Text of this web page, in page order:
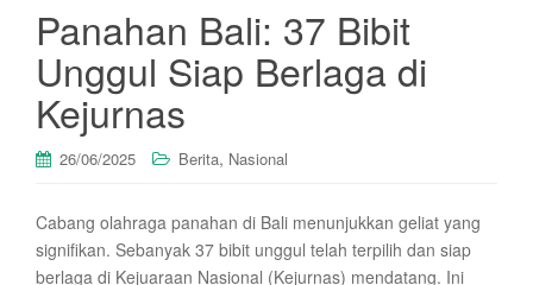
Panahan Bali: 37 Bibit
Unggul Siap Berlaga di
Kejurnas
26/06/2025 Berita, Nasional
Cabang olahraga panahan di Bali menunjukkan geliat yang
signifikan. Sebanyak 37 bibit unggul telah terpilih dan siap
berlaga di Kejuaraan Nasional (Kejurnas) mendatang. Ini